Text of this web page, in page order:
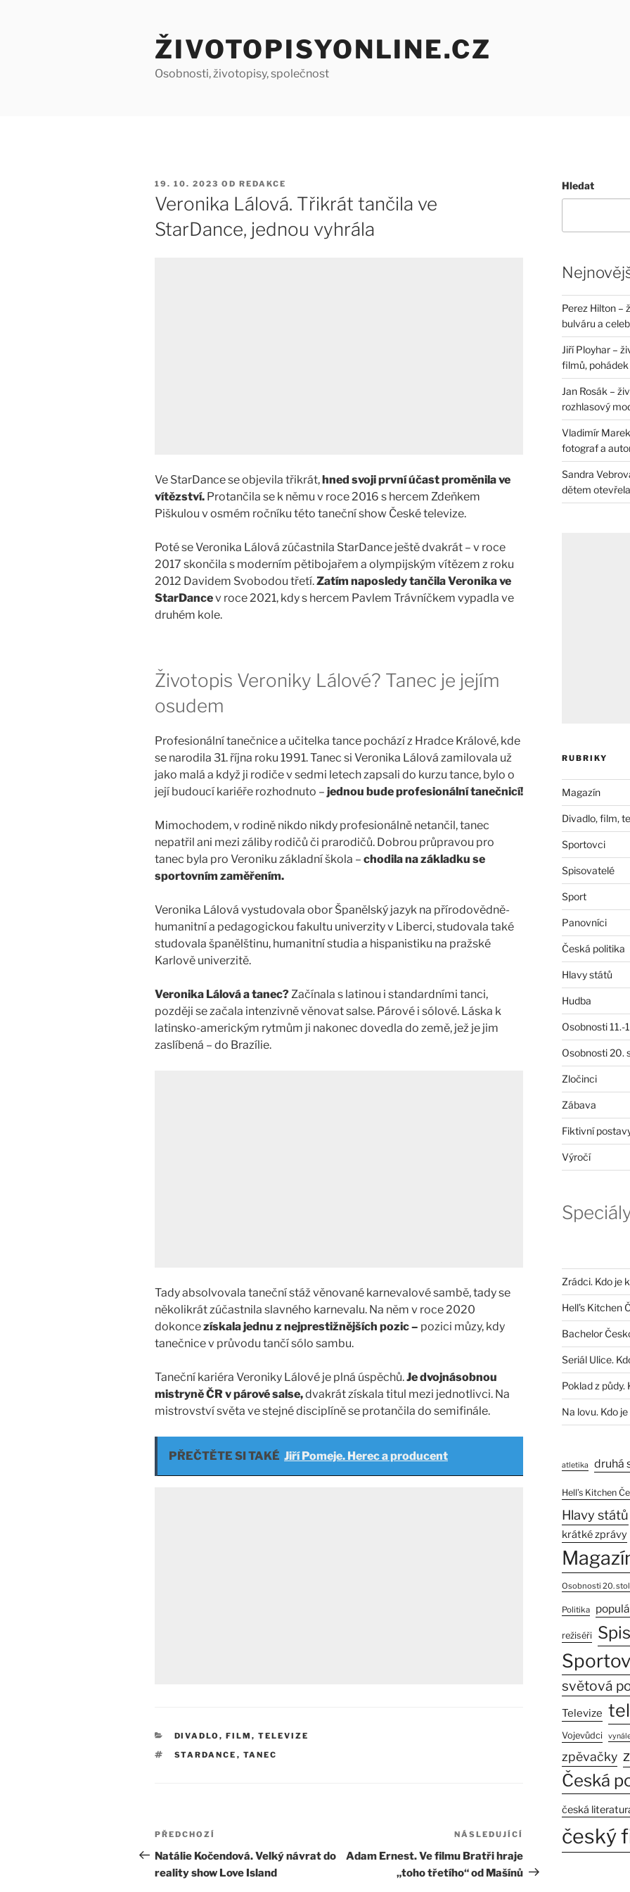
ŽIVOTOPISYONLINE.CZ
Osobnosti, životopisy, společnost
PUBLIKOVÁNO
19. 10. 2023 OD REDAKCE
Veronika Lálová. Třikrát tančila ve
StarDance, jednou vyhrála
Ve StarDance se objevila třikrát, hned svoji první účast proměnila ve
vítězství. Protančila se k němu v roce 2016 s hercem Zdeňkem
Piškulou v osmém ročníku této taneční show České televize.
Poté se Veronika Lálová zúčastnila StarDance ještě dvakrát – v roce
2017 skončila s moderním pětibojařem a olympijským vítězem z roku
2012 Davidem Svobodou třetí.Zatím naposledy tančila Veronika ve
StarDancev roce 2021, kdy s hercem Pavlem Trávníčkem vypadla ve
druhém kole.
Životopis Veroniky Lálové? Tanec je jejím
osudem
Profesionální tanečnice a učitelka tance pochází z Hradce Králové, kde
se narodila 31. října roku 1991. Tanec si Veronika Lálová zamilovala už
jako malá a když ji rodiče v sedmi letech zapsali do kurzu tance, bylo o
její budoucí kariéře rozhodnuto – jednou bude profesionální tanečnicí!
Mimochodem, v rodině nikdo nikdy profesionálně netančil, tanec
nepatřil ani mezi záliby rodičů či prarodičů. Dobrou průpravou pro
tanec byla pro Veroniku základní škola – chodila na základku se
sportovním zaměřením.
Veronika Lálová vystudovala obor Španělský jazyk na přírodovědně-
humanitní a pedagogickou fakultu univerzity v Liberci, studovala také
studovala španělštinu, humanitní studia a hispanistiku na pražské
Karlově univerzitě.
Veronika Lálová a tanec? Začínala s latinou i standardními tanci,
později se začala intenzivně věnovat salse. Párové i sólové. Láska k
latinsko-americkým rytmům ji nakonec dovedla do země, jež je jim
zaslíbená – do Brazílie.
Tady absolvovala taneční stáž věnované karnevalové sambě, tady se
několikrát zúčastnila slavného karnevalu. Na něm v roce 2020
dokoncezískala jednu z nejprestižnějších pozic – pozici můzy, kdy
tanečnice v průvodu tančí sólo sambu.
Taneční kariéra Veroniky Lálové je plná úspěchů.Je dvojnásobnou
mistryně ČR v párové salse,dvakrát získala titul mezi jednotlivci. Na
mistrovství světa ve stejné disciplíně se protančila do semifinále.
PŘEČTĚTE SI TAKÉ Jiří Pomeje. Herec a producent
RUBRIKY
DIVADLO, FILM, TELEVIZE
ŠTÍTKY
STARDANCE , TANEC
Navigace
pro
příspěvek
Předchozí
příspěvek
PŘEDCHOZÍ
Natálie Kočendová. Velký návrat do
reality show Love Island
Následující
příspěvek
NÁSLEDUJÍCÍ
Adam Ernest. Ve filmu Bratři hraje
„toho třetího“ od Mašínů
Hledat
Perez Hilton –
bulváru a
Jiří Ployhar –
filmů, pohádek
Jan Rosák –
rozhlasový
Vladimír
fotograf a
Sandra
dětem
RUBRIKY
Magazín
Divadlo, film,
Sportovci
Spisovatelé
Sport
Panovníci
Česká politika
Hlavy států
Hudba
Osobnosti 11.-
Osobnosti 20.
Zločinci
Zábava
Fiktivní
Výročí
Zrádci. Kdo je
Hell’s Kitchen
Bachelor
Seriál Ulice.
Poklad z půdy.
Na lovu. Kdo
atletika druhá
Hell’s Kitchen
Hlavy států
krátké zprávy
Osobnosti 20.
Politika
režiséři
světová
Televize
Vojevůdci
zpěvačky
Česká
česká
český